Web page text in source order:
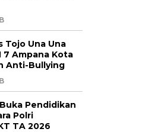
Tojo Una Una
7 Ampana Kota
Anti-Bullying
Pendidikan
Polri
TA 2026